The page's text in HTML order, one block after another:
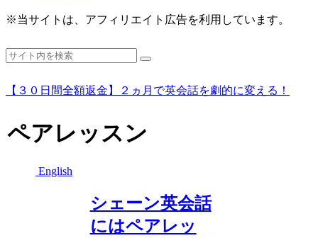
※当サイトは、アフィリエイト広告を利用しています。
【３０日間全額返金】２ヵ月で英会話を劇的に変える！
ペアレッスン
English
シェーン英会話
にはペアレッ